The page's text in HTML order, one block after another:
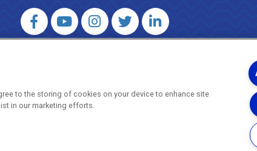
AGENERSA – Agência Reguladora de Energia e Saneamento
Copyright ® 2026 - Todos os
to the storing of cookies on your device to enhance site
in our marketing efforts.